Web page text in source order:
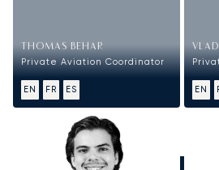
THOMAS BEHAR
Private Aviation Coordinator
EN FR ES EN